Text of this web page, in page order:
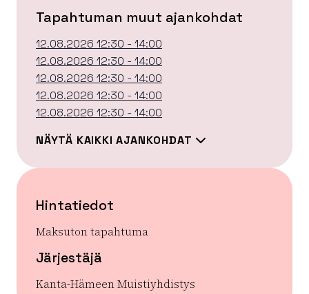
Tapahtuman muut ajankohdat
12.08.2026 12:30 - 14:00
12.08.2026 12:30 - 14:00
12.08.2026 12:30 - 14:00
12.08.2026 12:30 - 14:00
12.08.2026 12:30 - 14:00
NÄYTÄ KAIKKI AJANKOHDAT
Hintatiedot
Maksuton tapahtuma
Järjestäjä
Kanta-Hämeen Muistiyhdistys